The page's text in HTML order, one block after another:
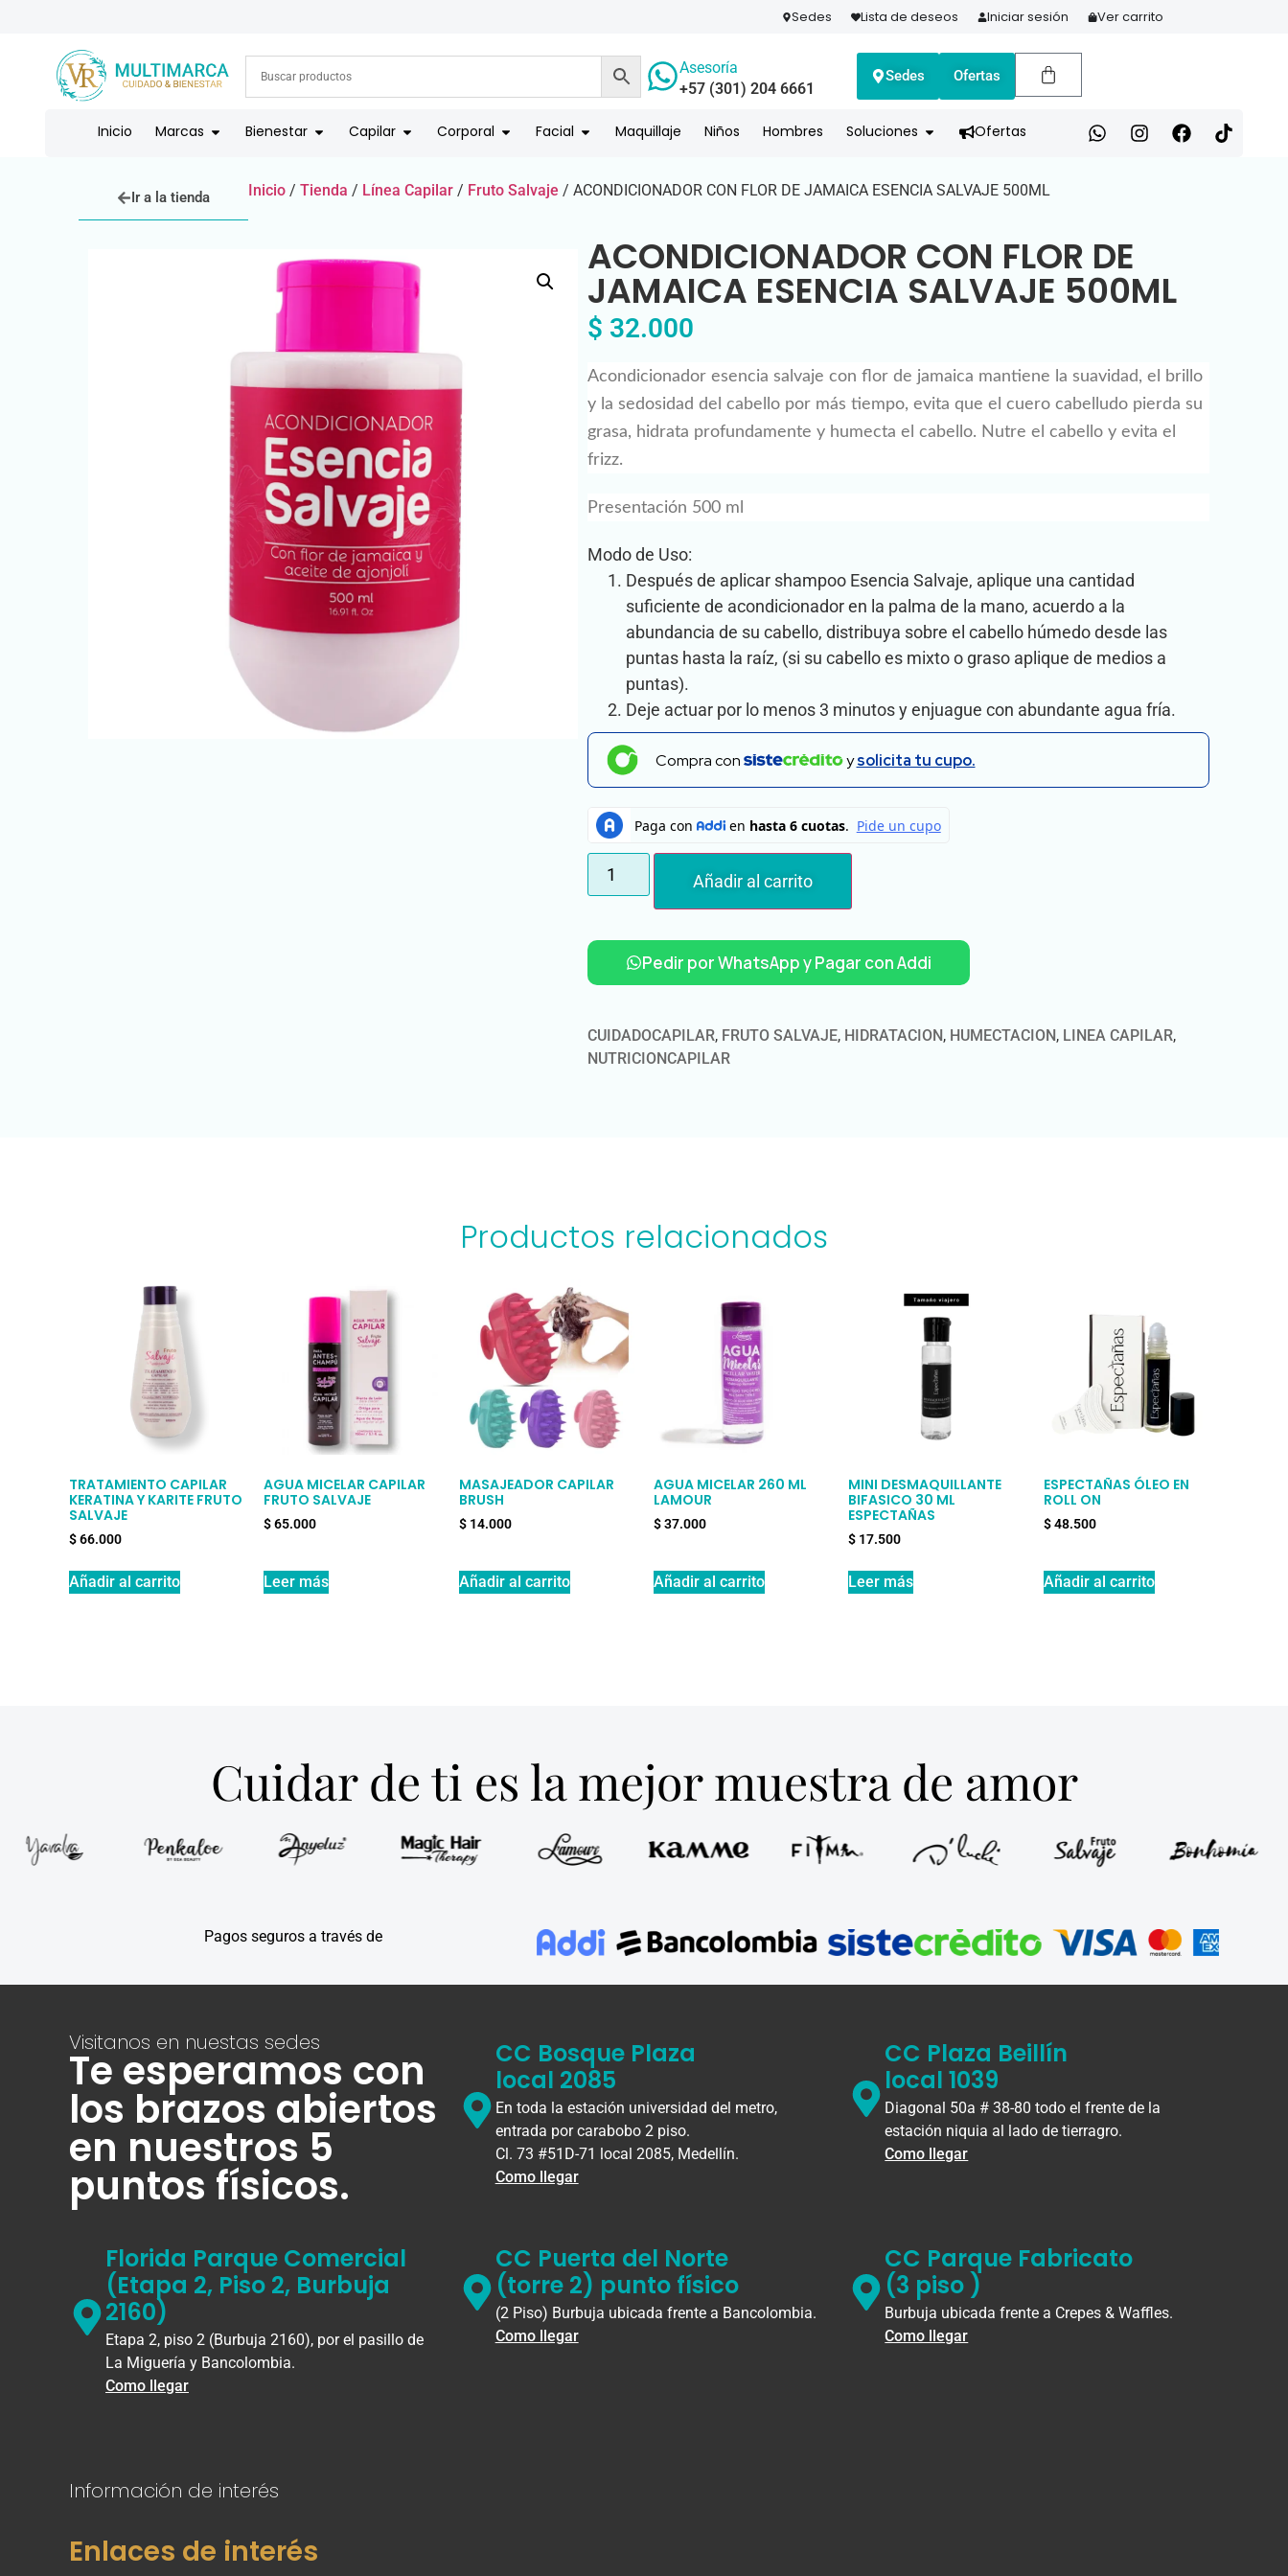
ENVÍOS A TODO EL PAÍS | RECIBIMOS TODOS LOS MEDIOS DE PAGO COMPRA HOY Y PAGA EN 3 CUOTAS CON ADDI
Sedes Lista de deseos Iniciar sesión Ver carrito
Asesoría
+57 (301) 204 6661
Sedes Ofertas
Inicio Marcas Bienestar Capilar Corporal Facial Maquillaje Niños Hombres Soluciones Ofertas
Ir a la tienda Inicio / Tienda / Línea Capilar / Fruto Salvaje / ACONDICIONADOR CON FLOR DE JAMAICA ESENCIA SALVAJE 500ML
ACONDICIONADOR CON FLOR DE
JAMAICA ESENCIA SALVAJE 500ML
$ 32.000
Acondicionador esencia salvaje con flor de jamaica mantiene la suavidad, el brillo
y la sedosidad del cabello por más tiempo, evita que el cuero cabelludo pierda su
grasa, hidrata profundamente y humecta el cabello. Nutre el cabello y evita el
frizz.
Presentación 500 ml
Modo de Uso:
Después de aplicar shampoo Esencia Salvaje, aplique una cantidad
suficiente de acondicionador en la palma de la mano, acuerdo a la
abundancia de su cabello, distribuya sobre el cabello húmedo desde las
puntas hasta la raíz, (si su cabello es mixto o graso aplique de medios a
puntas).
Deje actuar por lo menos 3 minutos y enjuague con abundante agua fría.
Compra con ysolicita tu cupo.
Añadir al carrito
Pedir por WhatsApp y Pagar con Addi
CUIDADOCAPILAR, FRUTO SALVAJE, HIDRATACION, HUMECTACION, LINEA CAPILAR,
NUTRICIONCAPILAR
Productos relacionados
TRATAMIENTO CAPILAR
KERATINA Y KARITE FRUTO
SALVAJE
$66.000
Añadir al carrito
AGUA MICELAR CAPILAR
FRUTO SALVAJE
$65.000
Leer más
MASAJEADOR CAPILAR
BRUSH
$14.000
Añadir al carrito
AGUA MICELAR 260 ML
LAMOUR
$37.000
Añadir al carrito
MINI DESMAQUILLANTE
BIFASICO 30 ML
ESPECTAÑAS
$ 17.500
Leer más
ESPECTAÑAS ÓLEO EN
ROLL ON
$48.500
Añadir al carrito
Cuidar de ti es la mejor muestra de amor
Pagos seguros a través de
Visitanos en nuestas sedes
Te esperamos con
los brazos abiertos
en nuestros 5
puntos físicos.
CC Bosque Plaza
local 2085
En toda la estación universidad del metro,
entrada por carabobo 2 piso.
Cl. 73 #51D-71 local 2085, Medellín.
Como llegar
CC Plaza Beillín
local 1039
Diagonal 50a # 38-80 todo el frente de la
estación niquia al lado de tierragro.
Como llegar
Florida Parque Comercial
(Etapa 2, Piso 2, Burbuja
2160)
Etapa 2, piso 2 (Burbuja 2160), por el pasillo de
La Miguería y Bancolombia.
Como llegar
CC Puerta del Norte
(torre 2) punto físico
(2 Piso) Burbuja ubicada frente a Bancolombia.
Como llegar
CC Parque Fabricato
(3 piso )
Burbuja ubicada frente a Crepes & Waffles.
Como llegar
Información de interés
Enlaces de interés